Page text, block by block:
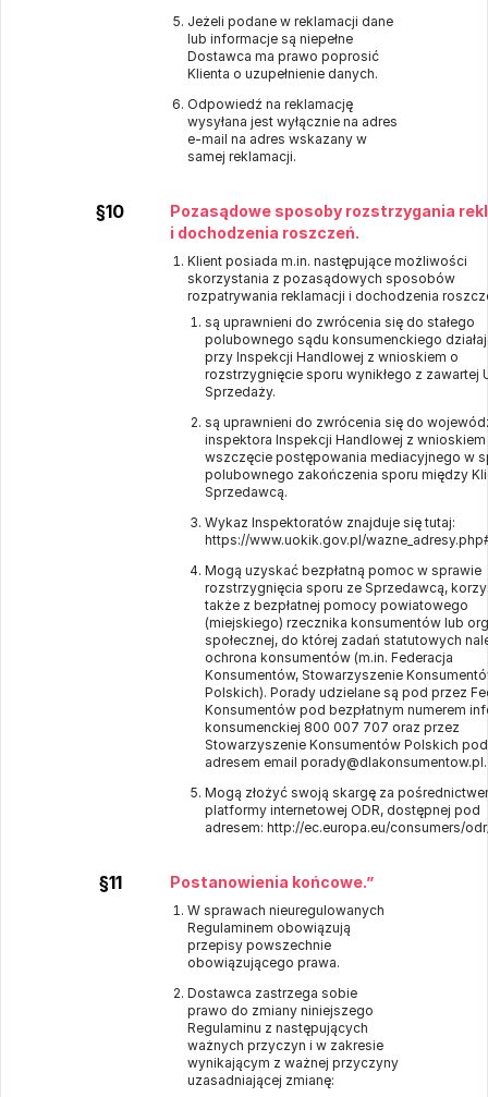
Jeżeli podane w reklamacji dane
lub informacje są niepełne
Dostawca ma prawo poprosić
Klienta o uzupełnienie danych.
Odpowiedź na reklamację
wysyłana jest wyłącznie na adres
e-mail na adres wskazany w
samej reklamacji.
§10
Pozasądowe sposoby rozstrzygania
i dochodzenia roszczeń.
Klient posiada m.in. następujące możliwości
skorzystania z pozasądowych sposobów
rozpatrywania reklamacji i dochodzenia
są uprawnieni do zwrócenia się do stałego
polubownego sądu konsumenckiego
przy Inspekcji Handlowej z wnioskiem o
rozstrzygnięcie sporu wynikłego z zawartej
Sprzedaży.
są uprawnieni do zwrócenia się do
inspektora Inspekcji Handlowej z
wszczęcie postępowania mediacyjnego w
polubownego zakończenia sporu między
Sprzedawcą.
Wykaz Inspektoratów znajduje się tutaj:
https://www.uokik.gov.pl/
Mogą uzyskać bezpłatną pomoc w sprawie
rozstrzygnięcia sporu ze Sprzedawcą,
także z bezpłatnej pomocy powiatowego
(miejskiego) rzecznika konsumentów lub
społecznej, do której zadań statutowych
ochrona konsumentów (m.in. Federacja
Konsumentów, Stowarzyszenie
Polskich). Porady udzielane są pod przez
Konsumentów pod bezpłatnym numerem
konsumenckiej 800 007 707 oraz przez
Stowarzyszenie Konsumentów Polskich pod
adresem email porady@dlakonsumentow.pl.
Mogą złożyć swoją skargę za
platformy internetowej ODR, dostępnej pod
adresem: http://ec.europa.eu/consumers/
§11 Postanowienia końcowe.”
W sprawach nieuregulowanych
Regulaminem obowiązują
przepisy powszechnie
obowiązującego prawa.
Dostawca zastrzega sobie
prawo do zmiany niniejszego
Regulaminu z następujących
ważnych przyczyn i w zakresie
wynikającym z ważnej przyczyny
uzasadniającej zmianę: